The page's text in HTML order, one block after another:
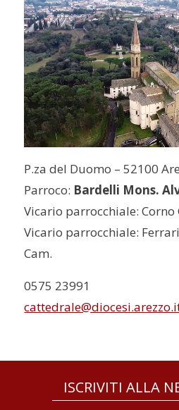
P.za del Duomo – 52100
Parroco: Bardelli Mons.
Vicario parrocchiale: Corno
Vicario parrocchiale:
Cam.
0575 23991
ISCRIVITI ALLA